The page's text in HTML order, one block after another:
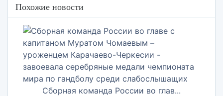
Похожие новости
Сборная команда России во глав...